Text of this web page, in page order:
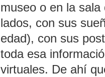
museo o en la
lados, con sus
edad), con sus
toda esa
virtuales. De ahí